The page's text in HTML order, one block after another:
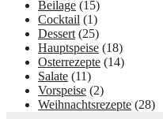
Beilage (15)
Cocktail (1)
Dessert (25)
Hauptspeise (18)
Osterrezepte (14)
Salate (11)
Vorspeise (2)
Weihnachtsrezepte (28)